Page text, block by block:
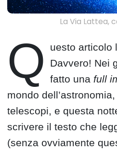
La Via Lattea,
Q
uesto articolo
Davvero! Nei
fatto una full
mondo
telescopi, e questa
scrivere il testo che
(senza ovviamente